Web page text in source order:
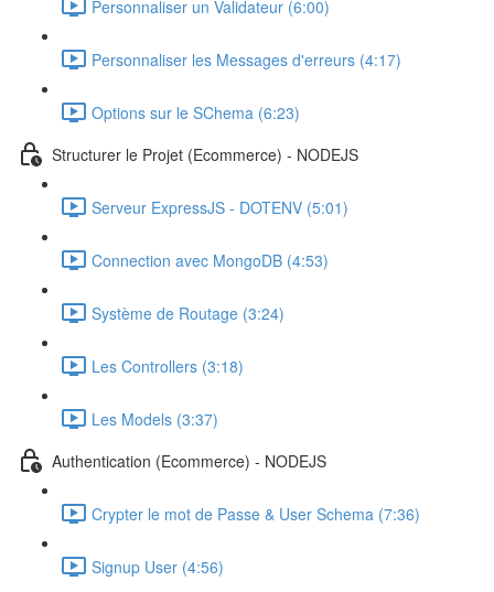
Personnaliser un Validateur (6:00)
Personnaliser les Messages d'erreurs (4:17)
Options sur le SChema (6:23)
Structurer le Projet (Ecommerce) - NODEJS
Serveur ExpressJS - DOTENV (5:01)
Connection avec MongoDB (4:53)
Système de Routage (3:24)
Les Controllers (3:18)
Les Models (3:37)
Authentication (Ecommerce) - NODEJS
Crypter le mot de Passe & User Schema (7:36)
Signup User (4:56)